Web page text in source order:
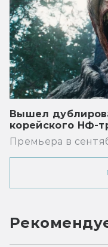
Вышел
корейского НФ-
Премьера в